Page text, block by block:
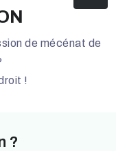
de mécénat de
!
?